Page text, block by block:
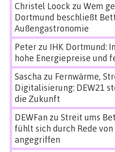
Christel Loock zu Wem
Dortmund beschließt
Außengastronomie
Peterzu IHK Dortmund:
hohe Energiepreise und
Sascha zu Fernwärme,
Digitalisierung: DEW21
die Zukunft
DEWFan zu Streit ums
fühlt sich durch Rede
angegriffen